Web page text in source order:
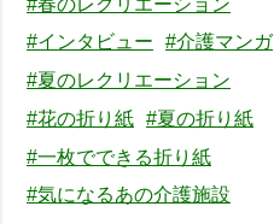
#インタビュー
#介護マンガ
#夏のレクリエーション
#花の折り紙 #夏の折り紙
#一枚でできる折り紙
#気になるあの介護施設